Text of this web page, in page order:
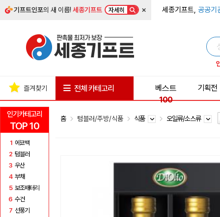
기프트인포의 새 이름!세종기프트 자세히 × 세종기프트, 공공기
인기카테고리
TOP 10
1 에코백
2 텀블러
3 우산
4 부채
5 보조배터리
6 수건
7 선풍기
즐겨찾기 전체 카테고리
베스트
100
기획전
홈 텀블러/주방/식품 식품 오일류/소스류